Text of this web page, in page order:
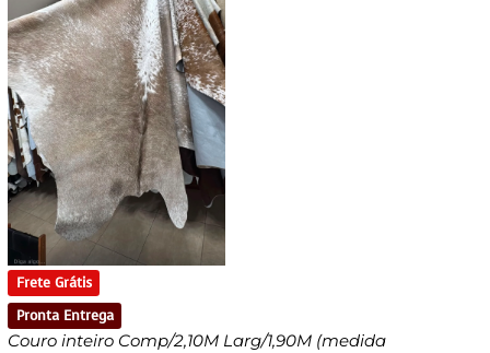
Frete Grátis
Pronta Entrega
Couro inteiro Comp/2,10M Larg/1,90M (medida